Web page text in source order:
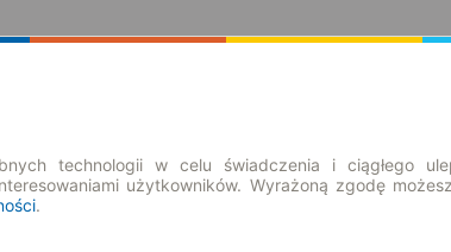
technologii w celu świadczenia i ciągłego
użytkowników. Wyrażoną zgodę
.